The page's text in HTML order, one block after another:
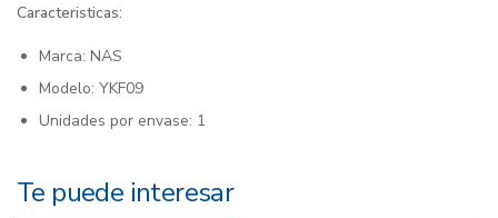
Caracteristicas:
Marca: NAS
Modelo: YKF09
Unidades por envase: 1
Te puede interesar